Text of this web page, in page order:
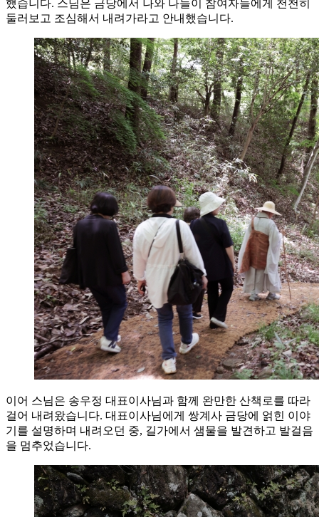
했습니다. 스님은 금당에서 나와 나들이 참여자들에게 천천히
둘러보고 조심해서 내려가라고 안내했습니다.
이어 스님은 송우정 대표이사님과 함께 완만한 산책로를 따라
걸어 내려왔습니다. 대표이사님에게 쌍계사 금당에 얽힌 이야
기를 설명하며 내려오던 중, 길가에서 샘물을 발견하고 발걸음
을 멈추었습니다.